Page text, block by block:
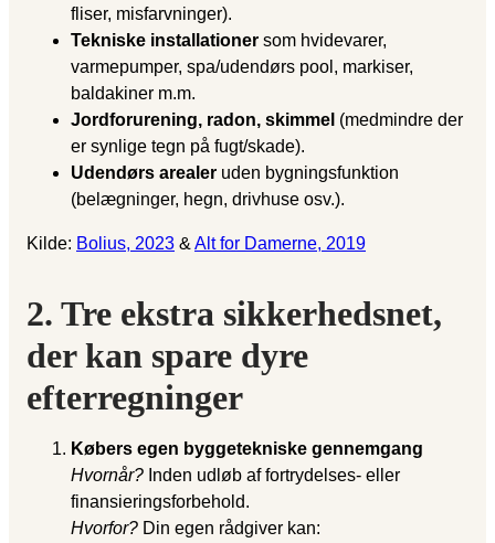
fliser, misfarvninger).
Tekniske installationer som hvidevarer,
varmepumper, spa/udendørs pool, markiser,
baldakiner m.m.
Jordforurening, radon, skimmel (medmindre der
er synlige tegn på fugt/skade).
Udendørs arealer uden bygningsfunktion
(belægninger, hegn, drivhuse osv.).
Kilde: Bolius, 2023 & Alt for Damerne, 2019
2. Tre ekstra sikkerhedsnet,
der kan spare dyre
efterregninger
Købers egen byggetekniske gennemgang
Hvornår? Inden udløb af fortrydelses- eller
finansieringsforbehold.
Hvorfor? Din egen rådgiver kan: